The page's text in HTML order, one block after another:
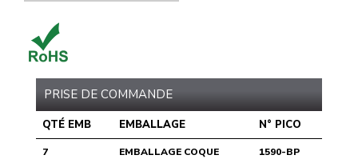
PRISE DE COMMANDE
QTÉ EMB EMBALLAGE N° PICO
7 EMBALLAGE COQUE 1590-BP